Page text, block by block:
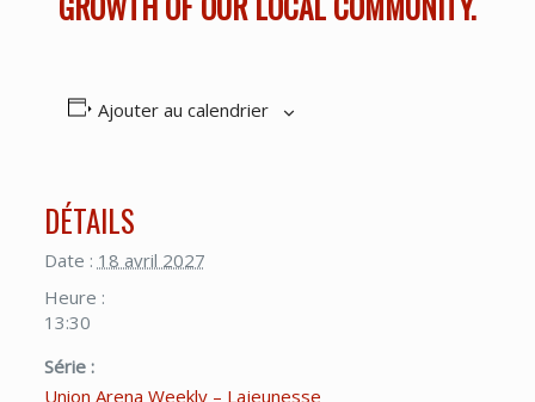
Ajouter au calendrier
DÉTAILS
Date : 18 avril 2027
Heure :
13:30
Série :
Union Arena Weekly – Lajeunesse